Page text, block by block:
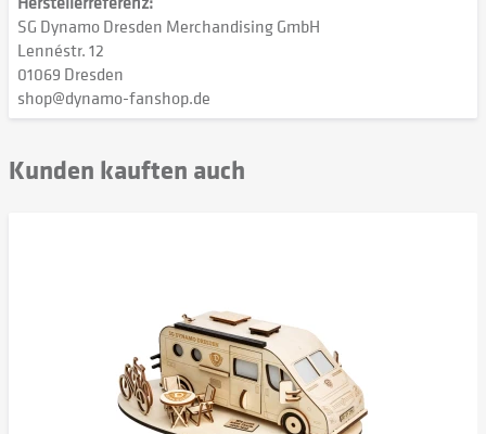
SG Dynamo Dresden Merchandising GmbH
Lennéstr. 12
01069 Dresden
shop@dynamo-fanshop.de
Kunden kauften auch